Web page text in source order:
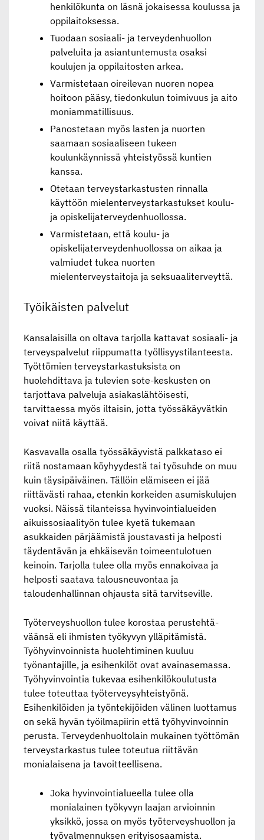
henkilökunta on läsnä jokaisessa koulussa ja
oppilaitoksessa.
Tuodaan sosiaali- ja terveydenhuollon
palveluita ja asiantuntemusta osaksi
koulujen ja oppilaitosten arkea.
Varmistetaan oireilevan nuoren nopea
hoitoon pääsy, tiedonkulun toimivuus ja aito
moniammatillisuus.
Panostetaan myös lasten ja nuorten
saamaan sosiaaliseen tukeen
koulunkäynnissä yhteistyössä kuntien
kanssa.
Otetaan terveystarkastusten rinnalla
käyttöön mielenterveystarkastukset koulu-
ja opiskelijaterveydenhuollossa.
Varmistetaan, että koulu- ja
opiskelijaterveydenhuollossa on aikaa ja
valmiudet tukea nuorten
mielenterveystaitoja ja seksuaaliterveyttä.
Työikäisten palvelut
Kansalaisilla on oltava tarjolla kattavat sosiaali- ja
terveyspalvelut riippumatta työllisyystilanteesta.
Työttömien terveystarkastuksista on
huolehdittava ja tulevien sote-keskusten on
tarjottava palveluja asiakaslähtöisesti,
tarvittaessa myös iltaisin, jotta työssäkäyvätkin
voivat niitä käyttää.
Kasvavalla osalla työssäkäyvistä palkkataso ei
riitä nostamaan köyhyydestä tai työsuhde on muu
kuin täysipäiväinen. Tällöin elämiseen ei jää
riittävästi rahaa, etenkin korkeiden asumiskulujen
vuoksi. Näissä tilanteissa hyvinvointialueiden
aikuissosiaalityön tulee kyetä tukemaan
asukkaiden pärjäämistä joustavasti ja helposti
täydentävän ja ehkäisevän toimeentulotuen
keinoin. Tarjolla tulee olla myös ennakoivaa ja
helposti saatava talousneuvontaa ja
taloudenhallinnan ohjausta sitä tarvitseville.
Työterveys­huollon tulee korostaa perusteh­tä­
väänsä eli ihmisten työkyvyn ylläpitä­mistä.
Työhyvinvoinnista huolehtiminen kuuluu
työnantajille, ja esihenkilöt ovat avainasemassa.
Työhyvinvointia tukevaa esihenkilökoulutusta
tulee toteuttaa työterveysyhteistyönä.
Esihenkilöiden ja työntekijöiden välinen luottamus
on sekä hyvän työilmapiirin että työhyvinvoinnin
perusta. Terveydenhuoltolain mukainen työttömän
terveystarkastus tulee toteutua riittävän
monialaisena ja tavoitteellisena.
Joka hyvinvointialueella tulee olla
monialainen työkyvyn laajan arvioinnin
yksikkö, jossa on myös työterveyshuollon ja
työvalmennuksen erityisosaamista.